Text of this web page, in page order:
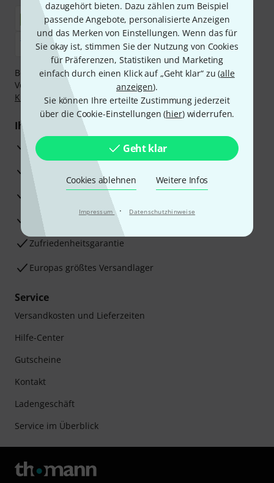
dazugehört bieten. Dazu zählen zum Beispiel
passende Angebote, personalisierte Anzeigen
und das Merken von Einstellungen. Wenn das für
Sie okay ist, stimmen Sie der Nutzung von Cookies
für Präferenzen, Statistiken und Marketing
einfach durch einen Klick auf „Geht klar“ zu (alle
anzeigen).
Sie können Ihre erteilte Zustimmung jederzeit
über die Cookie-Einstellungen (hier) widerrufen.
Geht klar
Cookies ablehnen Weitere Infos
Impressum · Datenschutzhinweise
Bezahlen Sie vertraulich und sicher per Nachnahme,
Vorkasse, PayPal, Amazon Pay,Klarna Sofort bezahlen
Klarna Ratenzahlungoder Kreditkarte.
Ihre Vorteile
3 Jahre Thomann Garantie
30 Tage Money-Back-Garantie
Reparaturservice
Beratung durch Fachexperten
Zufriedenheitsgarantie
Europas größtes Versandlager
Service
Versandkosten und Lieferzeiten
Hilfe-Center
Gutscheine
Kontakt
Ladengeschäft
Service im Überblick